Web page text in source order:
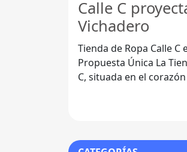
Calle C
Vichadero
Tienda de Ropa Calle C
Propuesta Única La Tienda de Ropa Calle
C, situada en el